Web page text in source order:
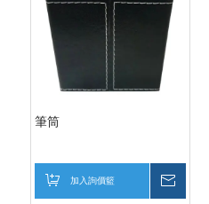
筆筒
加入詢價籃